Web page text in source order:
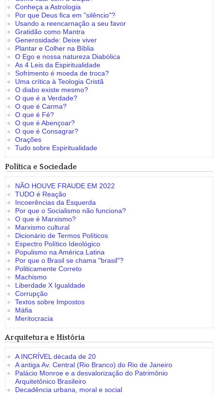
Conheça a Astrologia
Por que Deus fica em "silêncio"?
Usando a reencarnação a seu favor
Gratidão como Mantra
Generosidade: Deixe viver
Plantar e Colher na Bíblia
O Ego e nossa natureza Diabólica
As 4 Leis da Espiritualidade
Sofrimento é moeda de troca?
Uma crítica à Teologia Cristã
O diabo existe mesmo?
O que é a Verdade?
O que é Carma?
O que é Fé?
O que é Abençoar?
O que é Consagrar?
Orações
Tudo sobre Espiritualidade
Política e Sociedade
NÃO HOUVE FRAUDE EM 2022
TUDO é Reação
Incoerências da Esquerda
Por que o Socialismo não funciona?
O que é Marxismo?
Marxismo cultural
Dicionário de Termos Políticos
Espectro Político Ideológico
Populismo na América Latina
Por que o Brasil se chama "brasil"?
Politicamente Correto
Machismo
Liberdade X Igualdade
Corrupção
Textos sobre Impostos
Máfia
Meritocracia
Arquitetura e História
A INCRÍVEL década de 20
A antiga Av. Central (Rio Branco) do Rio de Janeiro
Palácio Monroe e a desvalorização do Patrimônio
Arquitetônico Brasileiro
Decadência urbana, moral e social